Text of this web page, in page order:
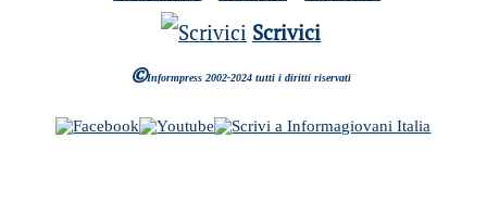
Scrivici
©Informpress 2002-2024 tutti i diritti riservati